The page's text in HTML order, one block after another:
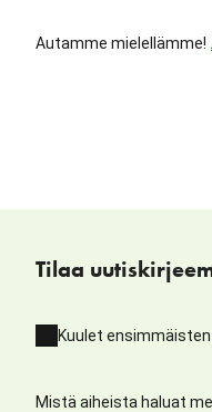
Autamme mielellämme!
Tilaa
Kuulet
Mistä aiheista haluat